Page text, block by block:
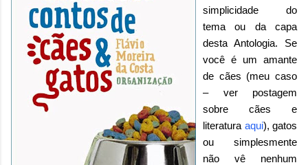
simplicidade do
tema ou da capa
desta Antologia. Se
você é um amante
de cães (meu caso
– ver postagem
sobre cães e
literatura aqui), gatos
ou simplesmente
não vê nenhum